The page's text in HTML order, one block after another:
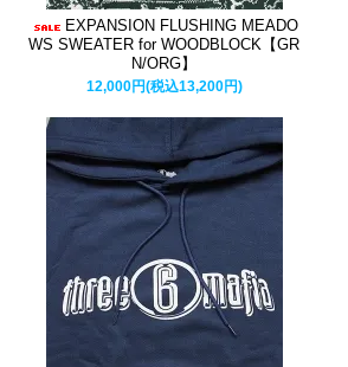
EXPANSION FLUSHING MEADO
WS SWEATER for WOODBLOCK【GR
N/ORG】
12,000円(税込13,200円)